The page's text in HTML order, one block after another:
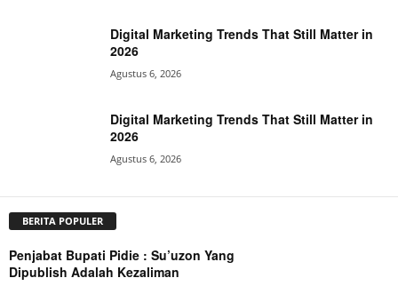
Digital Marketing Trends That Still Matter in
2026
Agustus 6, 2026
Digital Marketing Trends That Still Matter in
2026
Agustus 6, 2026
BERITA POPULER
Penjabat Bupati Pidie : Su’uzon Yang
Dipublish Adalah Kezaliman